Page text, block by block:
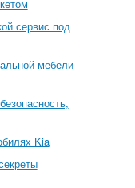
сервис под
мебели
Kia